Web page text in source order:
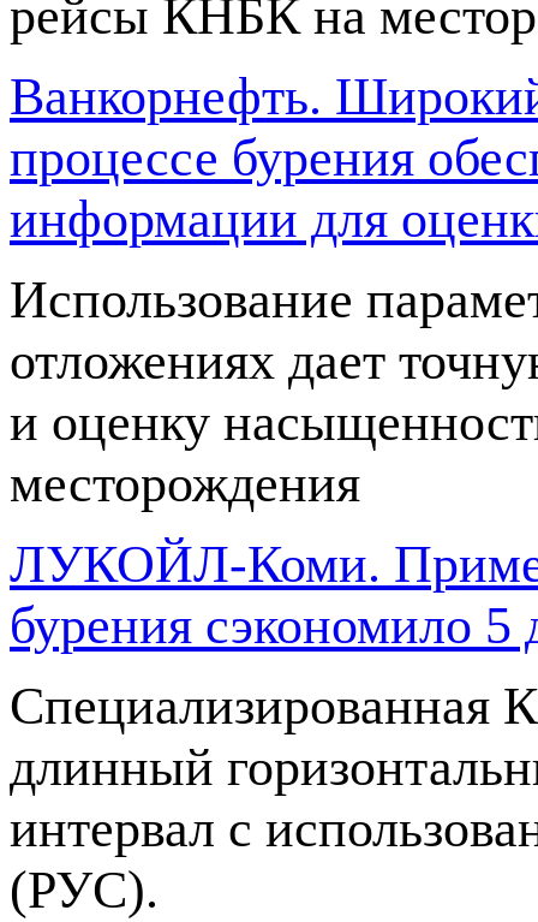
рейсы КНБК на
Ванкорнефть.
процессе бурения
информации для
Использование
отложениях дает
и оценку
месторождения
ЛУКОЙЛ-Коми.
бурения сэкономило 5
Специализированная
длинный
интервал с
(РУС).